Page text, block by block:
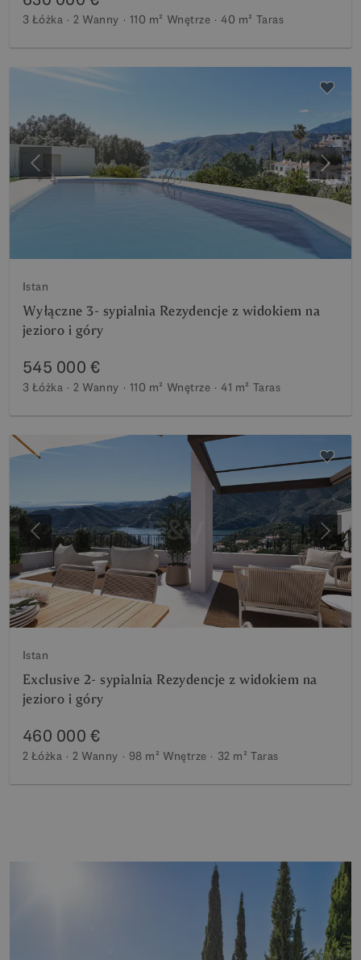
3 Łóżka 2 Wanny 110 m² Wnętrze 40 m² Taras
Poprzedni
Istan
Wyłączne 3- sypialnia Rezydencje z widokiem na
jezioro i góry
545 000 €
3 Łóżka 2 Wanny 110 m² Wnętrze 41 m² Taras
Poprzedni
Istan
Exclusive 2- sypialnia Rezydencje z widokiem na
jezioro i góry
460 000 €
2 Łóżka 2 Wanny 98 m² Wnętrze 32 m² Taras